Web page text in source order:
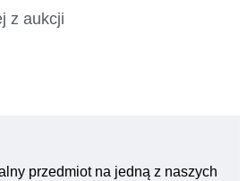
z aukcji
przedmiot na jedną z naszych